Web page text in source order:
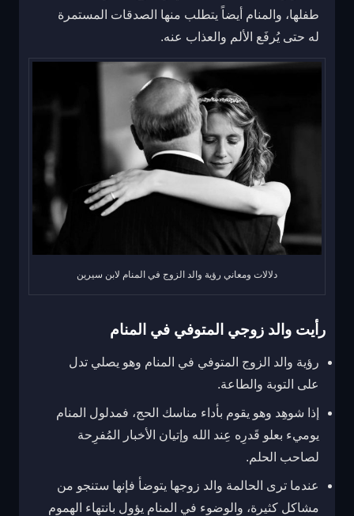
طفلها، والمنام أيضاً يتطلب منها الصدقات المستمرة
له حتى يُرفَع الألم والعذاب عنه.
دلالات ومعاني رؤية والد الزوج في المنام لابن سيرين
رأيت والد زوجي المتوفي في المنام
رؤية والد الزوج المتوفي في المنام وهو يصلي تدل
على التوبة والطاعة.
إذا شوهِد وهو يقوم بأداء مناسك الحج، فمدلول المنام
يوميء بعلو قَدرِه عِند الله وإتيان الأخبار المُفرِحة
لصاحب الحلم.
عندما ترى الحالمة والد زوجها يتوضأ فإنها ستنجو من
مشاكل كثيرة، والوضوء في المنام يؤول بانتهاء الهموم